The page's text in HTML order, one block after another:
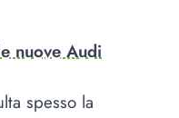
nuove Audi
spesso la